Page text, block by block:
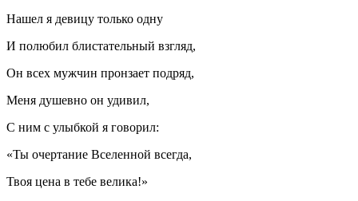
Нашел я девицу только одну
И полюбил блистательный взгляд,
Он всех мужчин пронзает подряд,
Меня душевно он удивил,
С ним с улыбкой я говорил:
«Ты очертание Вселенной всегда,
Твоя цена в тебе велика!»